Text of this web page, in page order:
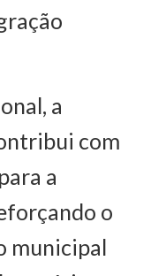
a
com
a
o
municipal